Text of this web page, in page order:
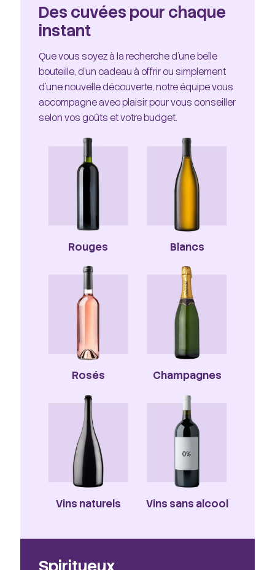
Des cuvées pour chaque
instant
Que vous soyez à la recherche d'une belle
bouteille, d'un cadeau à offrir ou simplement
d'une nouvelle découverte, notre équipe vous
accompagne avec plaisir pour vous conseiller
selon vos goûts et votre budget.
Rouges Blancs
Rosés Champagnes
Vins naturels Vins sans alcool